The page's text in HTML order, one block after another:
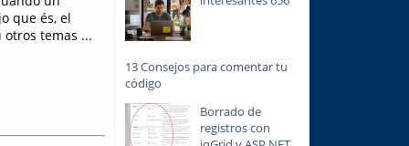
que és, el
temas ...
13 Consejos para comentar tu
código
Borrado de
registros con